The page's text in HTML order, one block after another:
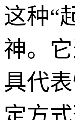
这种“
神。
具代